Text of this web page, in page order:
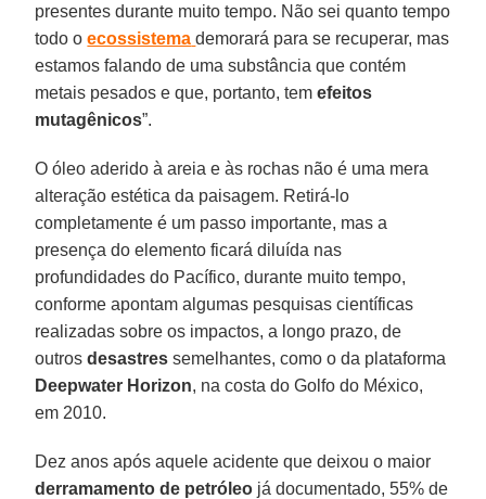
presentes durante muito tempo. Não sei quanto tempo
todo oecossistema demorará para se recuperar, mas
estamos falando de uma substância que contém
metais pesados e que, portanto, temefeitos
mutagênicos”.
O óleo aderido à areia e às rochas não é uma mera
alteração estética da paisagem. Retirá-lo
completamente é um passo importante, mas a
presença do elemento ficará diluída nas
profundidades do Pacífico, durante muito tempo,
conforme apontam algumas pesquisas científicas
realizadas sobre os impactos, a longo prazo, de
outrosdesastres semelhantes, como o da plataforma
Deepwater Horizon, na costa do Golfo do México,
em 2010.
Dez anos após aquele acidente que deixou o maior
derramamento de petróleo já documentado, 55% de